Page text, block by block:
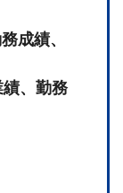
成績、
、勤務